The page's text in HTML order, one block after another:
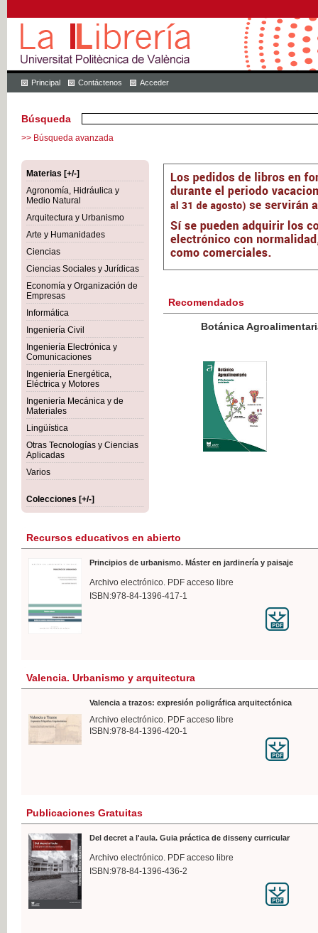
Principal Contáctenos Acceder
Búsqueda
>> Búsqueda avanzada
Materias [+/-]
Agronomía, Hidráulica y
Medio Natural
Arquitectura y Urbanismo
Arte y Humanidades
Ciencias
Ciencias Sociales y Jurídicas
Economía y Organización de
Empresas
Informática
Ingeniería Civil
Ingeniería Electrónica y
Comunicaciones
Ingeniería Energética,
Eléctrica y Motores
Ingeniería Mecánica y de
Materiales
Lingüística
Otras Tecnologías y Ciencias
Aplicadas
Varios
Colecciones [+/-]
Recomendados
Botánica Agroalimentaria
Recursos educativos en abierto
Principios de urbanismo. Máster en jardinería y paisaje
Archivo electrónico. PDF acceso libre
ISBN:978-84-1396-417-1
Valencia. Urbanismo y arquitectura
Valencia a trazos: expresión poligráfica arquitectónica
Archivo electrónico. PDF acceso libre
ISBN:978-84-1396-420-1
Publicaciones Gratuitas
Del decret a l'aula. Guia práctica de disseny curricular
Archivo electrónico. PDF acceso libre
ISBN:978-84-1396-436-2